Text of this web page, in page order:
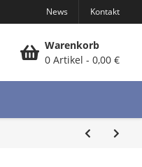
News Kontakt
Warenkorb
0 Artikel
0,00 €